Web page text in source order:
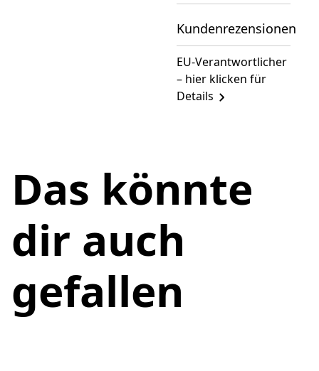
Kundenrezensionen
EU-Verantwortlicher
– hier klicken für
Details
Das könnte
dir auch
gefallen